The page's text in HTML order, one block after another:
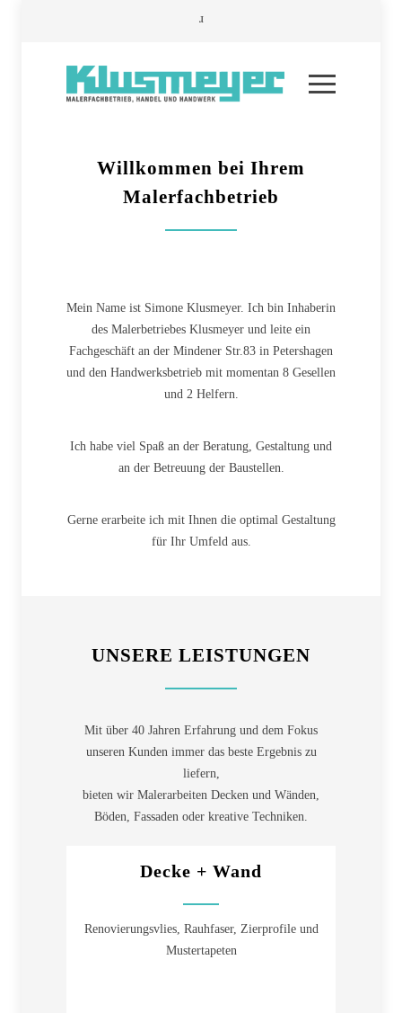
Willkommen bei Ihrem
Malerfachbetrieb
Mein Name ist Simone Klusmeyer. Ich bin Inhaberin
des Malerbetriebes Klusmeyer und leite ein
Fachgeschäft an der Mindener Str.83 in Petershagen
und den Handwerksbetrieb mit momentan 8 Gesellen
und 2 Helfern.
Ich habe viel Spaß an der Beratung, Gestaltung und
an der Betreuung der Baustellen.
Gerne erarbeite ich mit Ihnen die optimal Gestaltung
für Ihr Umfeld aus.
UNSERE LEISTUNGEN
Mit über 40 Jahren Erfahrung und dem Fokus
unseren Kunden immer das beste Ergebnis zu
liefern,
bieten wir Malerarbeiten Decken und Wänden,
Böden, Fassaden oder kreative Techniken.
Decke + Wand
Renovierungsvlies, Rauhfaser, Zierprofile und
Mustertapeten